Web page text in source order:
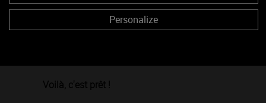
5
Servez avec la pancetta grillée, finissez avec
un filet d’huile de noisette et une pincée de
cannelle (et éventuellement quelques
Voilà, c'est prêt !
Personalize